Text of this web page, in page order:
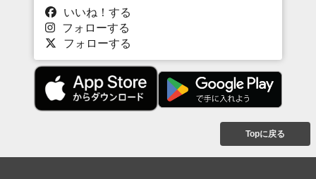
いいね！する
フォローする
フォローする
Topに戻る